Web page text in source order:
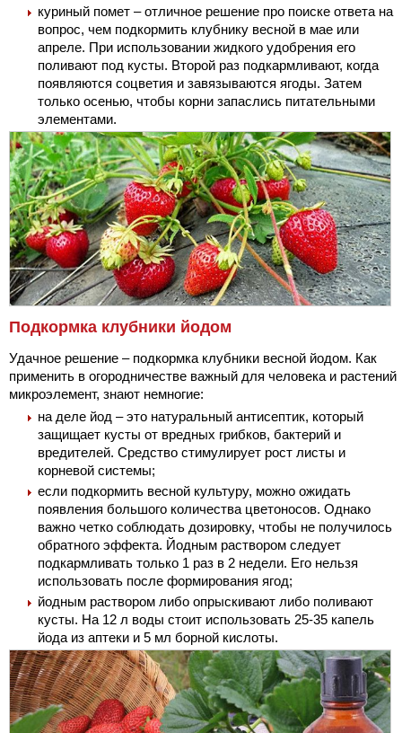
куриный помет – отличное решение про поиске ответа на
вопрос, чем подкормить клубнику весной в мае или
апреле. При использовании жидкого удобрения его
поливают под кусты. Второй раз подкармливают, когда
появляются соцветия и завязываются ягоды. Затем
только осенью, чтобы корни запаслись питательными
элементами.
Подкормка клубники йодом
Удачное решение – подкормка клубники весной йодом. Как
применить в огородничестве важный для человека и растений
микроэлемент, знают немногие:
на деле йод – это натуральный антисептик, который
защищает кусты от вредных грибков, бактерий и
вредителей. Средство стимулирует рост листы и
корневой системы;
если подкормить весной культуру, можно ожидать
появления большого количества цветоносов. Однако
важно четко соблюдать дозировку, чтобы не получилось
обратного эффекта. Йодным раствором следует
подкармливать только 1 раз в 2 недели. Его нельзя
использовать после формирования ягод;
йодным раствором либо опрыскивают либо поливают
кусты. На 12 л воды стоит использовать 25-35 капель
йода из аптеки и 5 мл борной кислоты.